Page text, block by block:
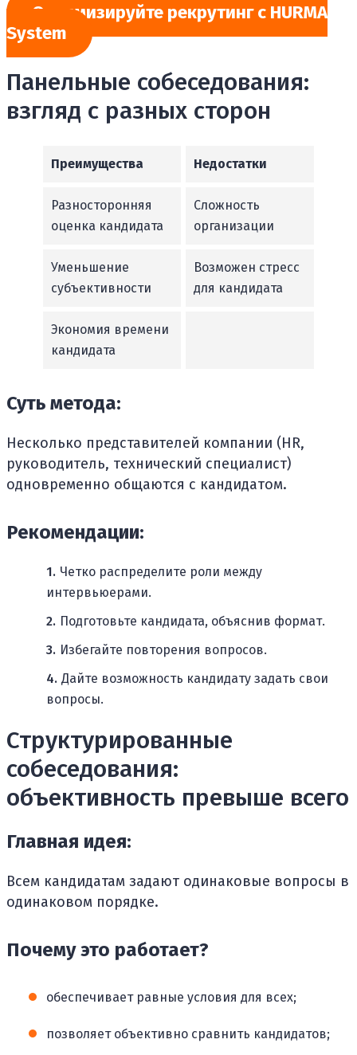
Оптимизируйте рекрутинг с HURMA
System
Панельные собеседования:
взгляд с разных сторон
Преимущества Недостатки
Разносторонняя
оценка кандидата
Сложность
организации
Уменьшение
субъективности
Возможен стресс
для кандидата
Экономия времени
кандидата
Суть метода:
Несколько представителей компании (HR,
руководитель, технический специалист)
одновременно общаются с кандидатом.
Рекомендации:
Четко распределите роли между
интервьюерами.
Подготовьте кандидата, объяснив формат.
Избегайте повторения вопросов.
Дайте возможность кандидату задать свои
вопросы.
Структурированные
собеседования:
объективность превыше всего
Главная идея:
Всем кандидатам задают одинаковые вопросы в
одинаковом порядке.
Почему это работает?
обеспечивает равные условия для всех;
позволяет объективно сравнить кандидатов;